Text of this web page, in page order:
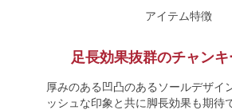
アイテム特徴
足長効果抜群のチャン
厚みのある凹凸のあるソールデザイ
ッシュな印象と共に脚長効果も期待